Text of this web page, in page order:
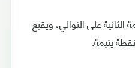
الثانية على التوالي، ويقبع
يتيمة.